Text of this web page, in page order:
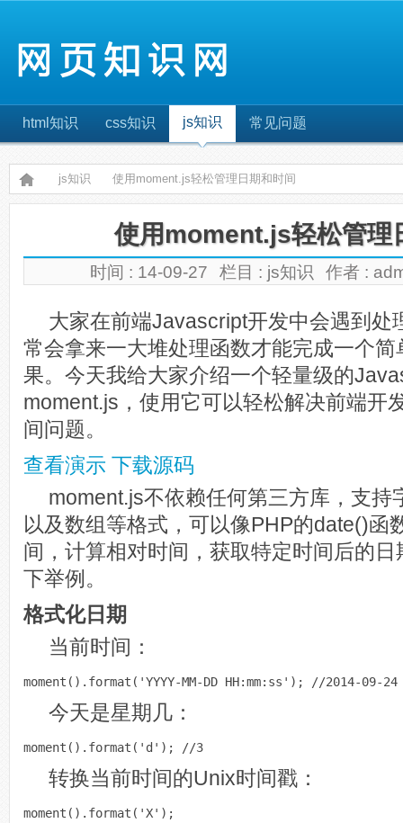
html知识 css知识 js知识 常见问题
js知识 使用moment.js轻松管理日期和时间
使用moment.js轻松管理
时间 : 14-09-27 栏目 : js知识 作者 :
大家在前端Javascript开发中会遇到处
常会拿来一大堆处理函数才能完成一个
果。今天我给大家介绍一个轻量级的
moment.js，使用它可以轻松解决前端开
间问题。
查看演示 下载源码
moment.js不依赖任何第三方库，支持
以及数组等格式，可以像PHP的date()函
间，计算相对时间，获取特定时间后的
下举例。
格式化日期
当前时间：
moment().format( 'YYYY-MM-DD HH:mm:ss' ); //2014-09-24
今天是星期几：
moment().format( 'd' ); //3
转换当前时间的Unix时间戳：
moment().format( 'X'